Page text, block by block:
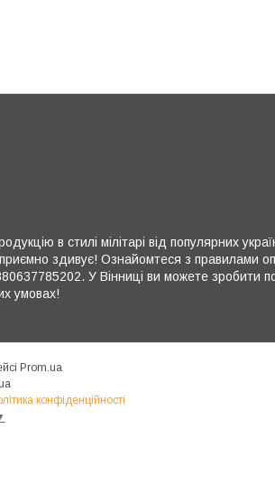
в стилі мілітарі від популярних
здивує! Ознайомтеся з правилами
У Вінниці ви можете зробити
умовах!
Prom.ua
конфіденційності